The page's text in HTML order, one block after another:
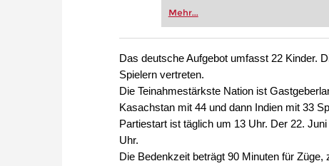
Vereinsschachs machen oder
zuvor.
Mehr...
Das deutsche Aufgebot umfasst 22 Kinder.
Spielern vertreten.
Die Teinahmestärkste Nation ist
Kasachstan mit 44 und dann Indien mit 33
Partiestart ist täglich um 13 Uhr. Der 22.
Uhr.
Die Bedenkzeit beträgt 90 Minuten für